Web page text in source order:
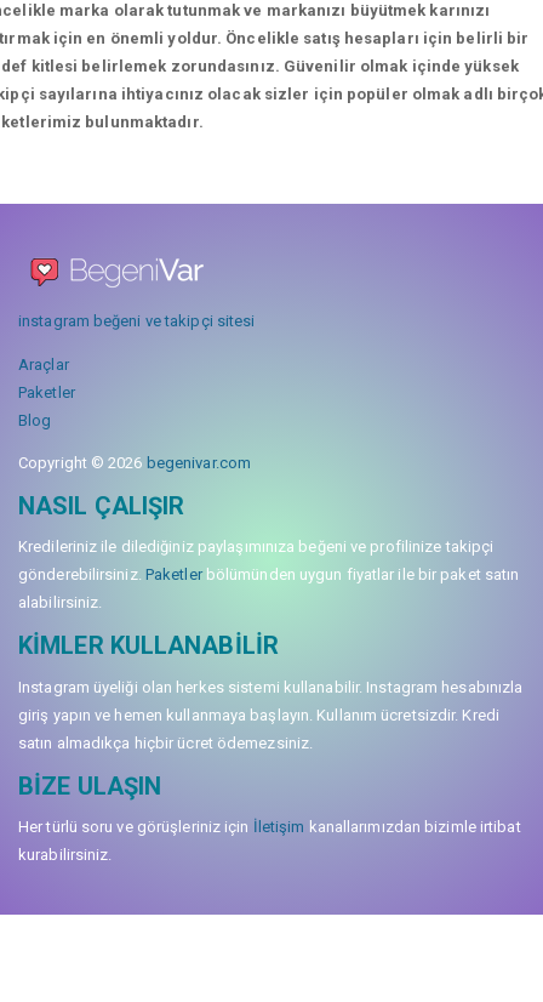
marka olarak tutunmak ve markanızı büyütmek karınızı
için en önemli yoldur. Öncelikle satış hesapları için belirli bir
kitlesi belirlemek zorundasınız. Güvenilir olmak içinde yüksek
sayılarına ihtiyacınız olacak sizler için popüler olmak adlı
bulunmaktadır.
instagram beğeni ve takipçi sitesi
Araçlar
Paketler
Blog
Copyright © 2026 begenivar.com
NASIL ÇALIŞIR
Kredileriniz ile dilediğiniz paylaşımınıza beğeni ve profilinize takipçi
gönderebilirsiniz. Paketlerbölümünden uygun fiyatlar ile bir paket satın
alabilirsiniz.
KIMLER KULLANABILIR
Instagram üyeliği olan herkes sistemi kullanabilir. Instagram hesabınızla
giriş yapın ve hemen kullanmaya başlayın. Kullanım ücretsizdir. Kredi
satın almadıkça hiçbir ücret ödemezsiniz.
BIZE ULAŞIN
Her türlü soru ve görüşleriniz için İletişim kanallarımızdan bizimle irtibat
kurabilirsiniz.